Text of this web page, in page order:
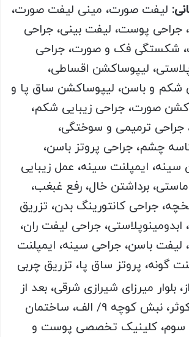
لیفت صورت، مینی لیفت صورت،
جراحی پوست، لیفت بینی، جراحی
شکستگی فک و صورت، جراحی
لیپوساکشن اقساطی،
شکم و باسن، لیپوساکشن ساق پا و
صورت، جراحی زیبایی شکم،
جراحی ترمیمی و سوختگی،
چشم، جراحی پروتز باسن،
ایمپلنت سینه، عمل زیبایی
برداشتن خال، رفع غبغب،
جراحی کانتورینگ بدن، تزریق
ابدومینوپلاستی، جراحی لیفت ران،
لیفت باسن، جراحی سینه، ایمپلنت
گونه، پروتز ساق پا، تزریق چربی
بلوار میرزای شیرازی شرقی، بعد از
بیمارستان کوثر، نبش کوچه 9/ الف، ساختمان
سوم، کلینیک تخصصی پوست و